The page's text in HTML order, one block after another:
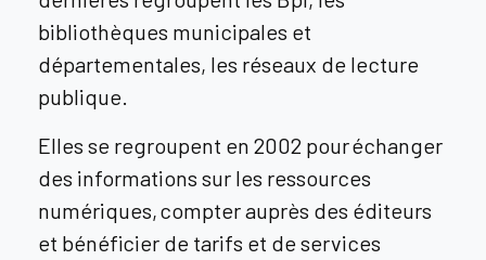
bibliothèques municipales et
départementales, les réseaux de lecture
publique.
Elles se regroupent en 2002 pour échanger
des informations sur les ressources
numériques, compter auprès des éditeurs
et bénéficier de tarifs et de services